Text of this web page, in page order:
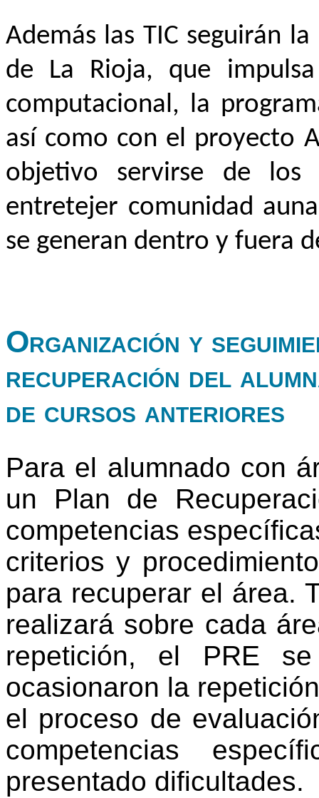
Además las TIC seguirán
de La Rioja, que
computacional, la
así como con el proyecto
objetivo servirse de los
entretejer comunidad
se generan dentro y fuera
Organización y
recuperación del
de cursos anteriores
Para el alumnado con
un Plan de
competencias
criterios y
para recuperar el área.
realizará sobre cada
repetición, el PRE
ocasionaron la
el proceso de
competencias
presentado